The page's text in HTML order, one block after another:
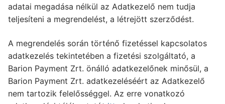
adatai megadása nélkül az Adatkezelő nem tudja
teljesíteni a megrendelést, a létrejött szerződést.
A megrendelés során történő fizetéssel kapcsolatos
adatkezelés tekintetében a fizetési szolgáltató, a
Barion Payment Zrt. önálló adatkezelőnek minősül, a
Barion Payment Zrt. adatkezeléséért az Adatkezelő
nem tartozik felelősséggel. Az erre vonatkozó